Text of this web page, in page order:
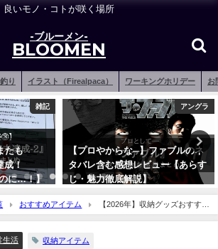
良いモノ・コトが咲く場所
-ブルーメン-
BLOOMEN
釣り イラスト（Firealpaca） ワーキングホリデー お
雑記
たも
成！
に…！】
アングラ
【プロやからな─】ファブルのネ
タバレ含む感想レビュー【あらす
じ・魅力徹底解説】
おすすめアイテム
【2026年】収納グッズおすすめ
！】
生活 収納アイテム